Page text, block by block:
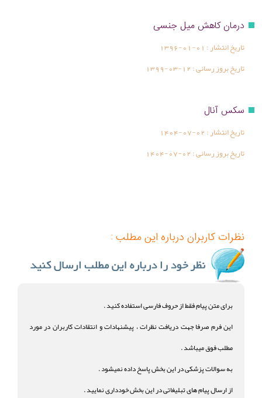
درمان کاهش میل جنسی
تاریخ انتشار : 1396-01-01
تاریخ بروز رسانی :1399-03-12
سکس آنال
تاریخ انتشار :1404-07-02
تاریخ بروز رسانی :1404-07-02
نظرات کاربران درباره این مطلب :
برای متن پیام فقط از حروف فارسی استفاده کنید .
این فرم صرفا جهت دریافت نظرات ، پیشنهادات و انتقادات کاربران در مورد
مطلب فوق میباشد .
به سوالات پزشکی در این بخش پاسخ داده نمیشود .
از ارسال پیام های تبلیغاتی در این بخش خودداری نمایید .